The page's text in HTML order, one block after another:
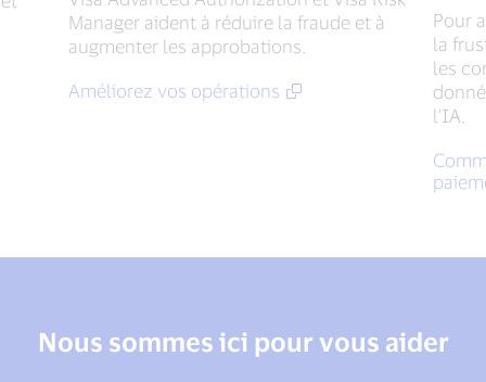
Manager aident à réduire la fraude et à
augmenter les approbations.
Améliorez vos opérations
Pour
la
les
l'IA.
Nous sommes ici pour vous aider